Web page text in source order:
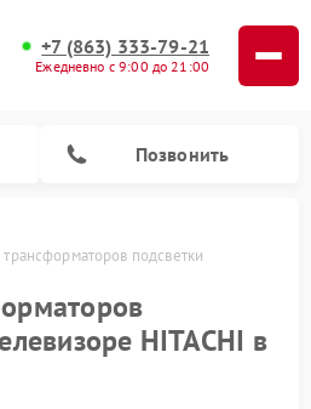
+7 (863) 333-79-21
Ежедневно с 9:00 до 21:00
Позвонить
подсветки
HITACHI в